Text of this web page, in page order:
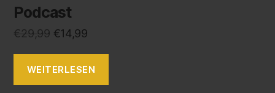
Podcast
€29,99 €14,99
WEITERLESEN